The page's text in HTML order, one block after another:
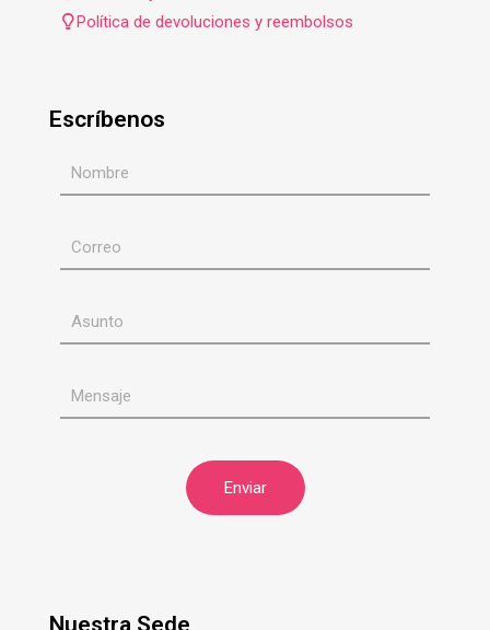
Política de devoluciones y reembolsos
Escríbenos
Nuestra Sede